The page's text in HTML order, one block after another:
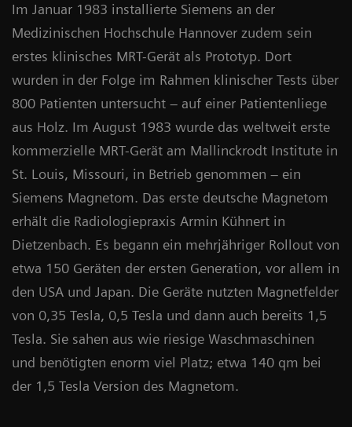
Im Januar 1983 installierte Siemens an der
Medizinischen Hochschule Hannover zudem sein
erstes klinisches MRT-Gerät als Prototyp. Dort
wurden in der Folge im Rahmen klinischer Tests über
800 Patienten untersucht – auf einer Patientenliege
aus Holz. Im August 1983 wurde das weltweit erste
kommerzielle MRT-Gerät am Mallinckrodt Institute in
St. Louis, Missouri, in Betrieb genommen – ein
Siemens Magnetom. Das erste deutsche Magnetom
erhält die Radiologiepraxis Armin Kühnert in
Dietzenbach. Es begann ein mehrjähriger Rollout von
etwa 150 Geräten der ersten Generation, vor allem in
den USA und Japan. Die Geräte nutzten Magnetfelder
von 0,35 Tesla, 0,5 Tesla und dann auch bereits 1,5
Tesla. Sie sahen aus wie riesige Waschmaschinen
und benötigten enorm viel Platz; etwa 140 qm bei
der 1,5 Tesla Version des Magnetom.